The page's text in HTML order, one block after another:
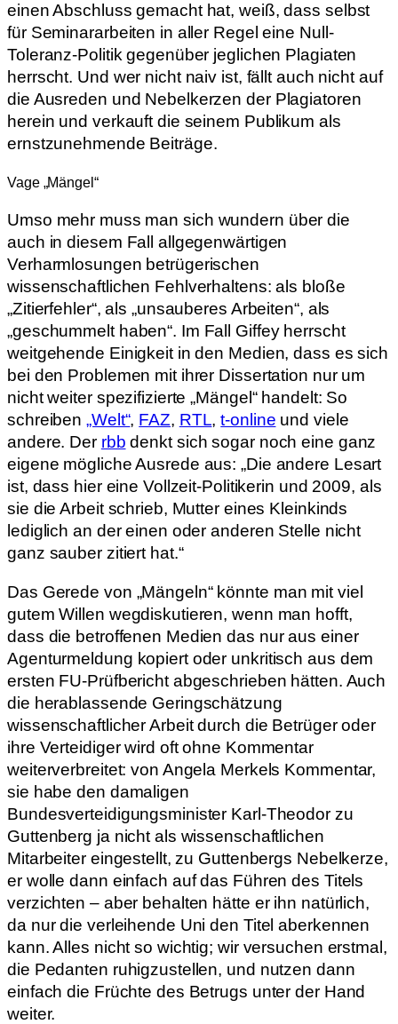
einen Abschluss gemacht hat, weiß, dass selbst
für Seminararbeiten in aller Regel eine Null-
Toleranz-Politik gegenüber jeglichen Plagiaten
herrscht. Und wer nicht naiv ist, fällt auch nicht auf
die Ausreden und Nebelkerzen der Plagiatoren
herein und verkauft die seinem Publikum als
ernstzunehmende Beiträge.
Vage „Mängel“
Umso mehr muss man sich wundern über die
auch in diesem Fall allgegenwärtigen
Verharmlosungen betrügerischen
wissenschaftlichen Fehlverhaltens: als bloße
„Zitierfehler“, als „unsauberes Arbeiten“, als
„geschummelt haben“. Im Fall Giffey herrscht
weitgehende Einigkeit in den Medien, dass es sich
bei den Problemen mit ihrer Dissertation nur um
nicht weiter spezifizierte „Mängel“ handelt: So
schreiben„Welt“, FAZ, RTL,t-online und viele
andere. Der rbb denkt sich sogar noch eine ganz
eigene mögliche Ausrede aus: „Die andere Lesart
ist, dass hier eine Vollzeit-Politikerin und 2009, als
sie die Arbeit schrieb, Mutter eines Kleinkinds
lediglich an der einen oder anderen Stelle nicht
ganz sauber zitiert hat.“
Das Gerede von „Mängeln“ könnte man mit viel
gutem Willen wegdiskutieren, wenn man hofft,
dass die betroffenen Medien das nur aus einer
Agenturmeldung kopiert oder unkritisch aus dem
ersten FU-Prüfbericht abgeschrieben hätten. Auch
die herablassende Geringschätzung
wissenschaftlicher Arbeit durch die Betrüger oder
ihre Verteidiger wird oft ohne Kommentar
weiterverbreitet: von Angela Merkels Kommentar,
sie habe den damaligen
Bundesverteidigungsminister Karl-Theodor zu
Guttenberg ja nicht als wissenschaftlichen
Mitarbeiter eingestellt, zu Guttenbergs Nebelkerze,
er wolle dann einfach auf das Führen des Titels
verzichten – aber behalten hätte er ihn natürlich,
da nur die verleihende Uni den Titel aberkennen
kann. Alles nicht so wichtig; wir versuchen erstmal,
die Pedanten ruhigzustellen, und nutzen dann
einfach die Früchte des Betrugs unter der Hand
weiter.